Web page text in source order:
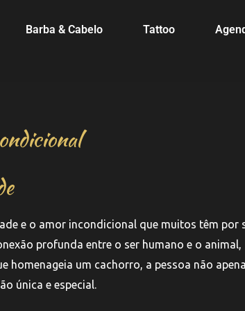
Barba & Cabelo Tattoo
e o amor incondicional que muitos têm por
profunda entre o ser humano e o animal,
homenageia um cachorro, a pessoa não
única e especial.